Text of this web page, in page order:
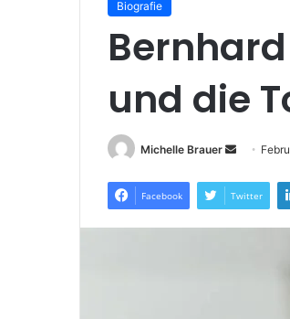
Biografie
und die
Michelle Brauer
Send
email
Facebook Twitter